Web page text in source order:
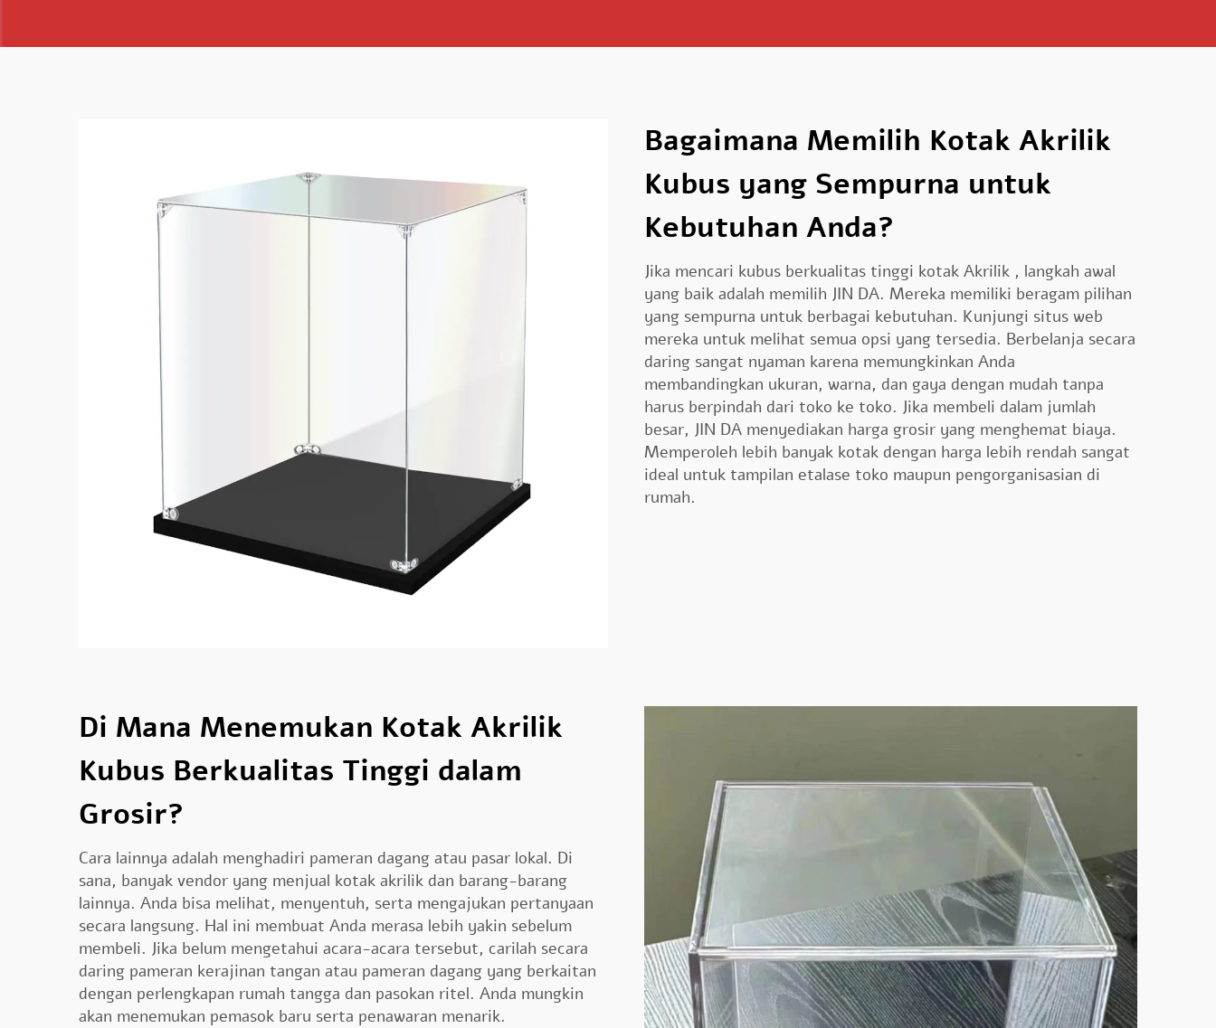
Bagaimana Memilih Kotak Akrilik
Kubus yang Sempurna untuk
Kebutuhan Anda?
Jika mencari kubus berkualitas tinggi kotak Akrilik , langkah awal
yang baik adalah memilih JIN DA. Mereka memiliki beragam pilihan
yang sempurna untuk berbagai kebutuhan. Kunjungi situs web
mereka untuk melihat semua opsi yang tersedia. Berbelanja secara
daring sangat nyaman karena memungkinkan Anda
membandingkan ukuran, warna, dan gaya dengan mudah tanpa
harus berpindah dari toko ke toko. Jika membeli dalam jumlah
besar, JIN DA menyediakan harga grosir yang menghemat biaya.
Memperoleh lebih banyak kotak dengan harga lebih rendah sangat
ideal untuk tampilan etalase toko maupun pengorganisasian di
rumah.
Di Mana Menemukan Kotak Akrilik
Kubus Berkualitas Tinggi dalam
Grosir?
Cara lainnya adalah menghadiri pameran dagang atau pasar lokal. Di
sana, banyak vendor yang menjual kotak akrilik dan barang-barang
lainnya. Anda bisa melihat, menyentuh, serta mengajukan pertanyaan
secara langsung. Hal ini membuat Anda merasa lebih yakin sebelum
membeli. Jika belum mengetahui acara-acara tersebut, carilah secara
daring pameran kerajinan tangan atau pameran dagang yang berkaitan
dengan perlengkapan rumah tangga dan pasokan ritel. Anda mungkin
akan menemukan pemasok baru serta penawaran menarik.